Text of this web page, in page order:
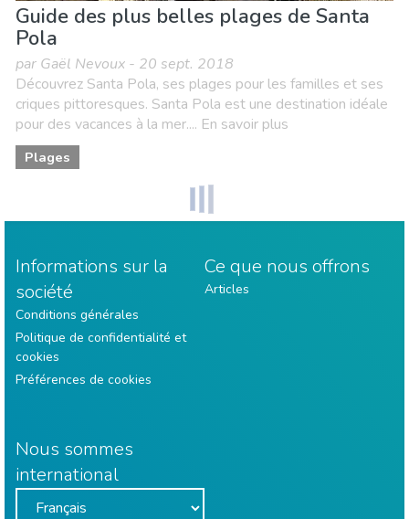
Guide des plus belles plages de Santa
Pola
par Gaël Nevoux - 20 sept. 2018
Découvrez Santa Pola, ses plages pour les familles et ses
criques pittoresques. Santa Pola est une destination idéale
pour des vacances à la mer.... En savoir plus
Plages
Informations sur la
société
Conditions générales
Politique de confidentialité et
cookies
Préférences de cookies
Ce que nous offrons
Articles
Nous sommes
international